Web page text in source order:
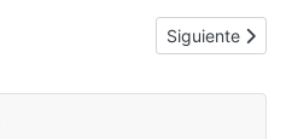
Artículo
Siguiente